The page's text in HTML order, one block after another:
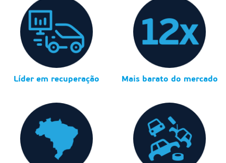
Líder em recuperação Mais barato do mercado